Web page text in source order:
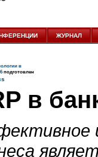
ЖУРНАЛ
в
подготовлен
в